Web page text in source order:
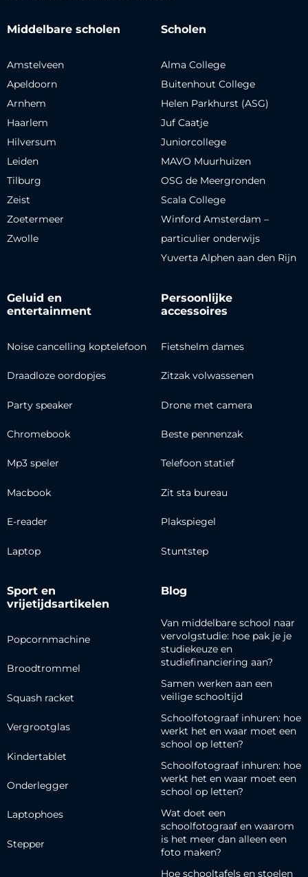
Middelbare scholen
Amstelveen
Apeldoorn
Arnhem
Haarlem
Hilversum
Leiden
Tilburg
Zeist
Zoetermeer
Zwolle
Scholen
Alma College
Buitenhout College
Helen Parkhurst (ASG)
Juf Caatje
Juniorcollege
MAVO Muurhuizen
OSG de Meergronden
Scala College
Winford Amsterdam –
particulier onderwijs
Yuverta Alphen aan den Rijn
Geluid en
entertainment
Noise cancelling koptelefoon
Draadloze oordopjes
Party speaker
Chromebook
Mp3 speler
Macbook
E-reader
Laptop
Persoonlijke
accessoires
Fietshelm dames
Zitzak volwassenen
Drone met camera
Beste pennenzak
Telefoon statief
Zit sta bureau
Plakspiegel
Stuntstep
Sport en
vrijetijdsartikelen
Popcornmachine
Broodtrommel
Squash racket
Vergrootglas
Kindertablet
Onderlegger
Laptophoes
Stepper
Blog
Van middelbare school naar
vervolgstudie: hoe pak je je
studiekeuze en
studiefinanciering aan?
Samen werken aan een
veilige schooltijd
Schoolfotograaf inhuren: hoe
werkt het en waar moet een
school op letten?
Schoolfotograaf inhuren: hoe
werkt het en waar moet een
school op letten?
Wat doet een
schoolfotograaf en waarom
is het meer dan alleen een
foto maken?
Hoe schooltafels en stoelen